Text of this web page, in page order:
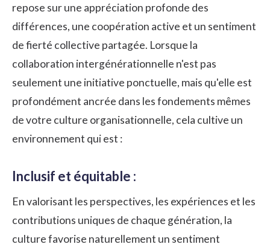
repose sur une appréciation profonde des
différences, une coopération active et un sentiment
de fierté collective partagée. Lorsque la
collaboration intergénérationnelle n'est pas
seulement une initiative ponctuelle, mais qu'elle est
profondément ancrée dans les fondements mêmes
de votre culture organisationnelle, cela cultive un
environnement qui est :
Inclusif et équitable :
En valorisant les perspectives, les expériences et les
contributions uniques de chaque génération, la
culture favorise naturellement un sentiment